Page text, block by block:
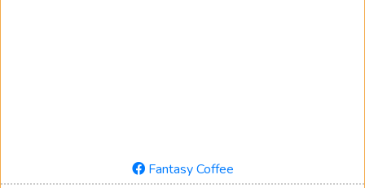
Fantasy Coffee